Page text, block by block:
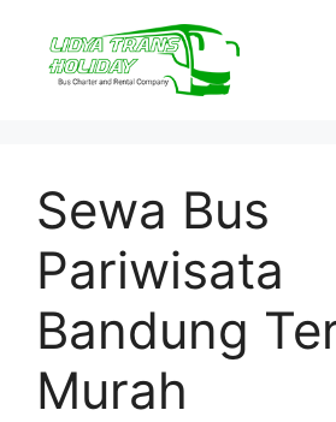
content
Sewa Bus
Pariwisata
Bandung
Murah